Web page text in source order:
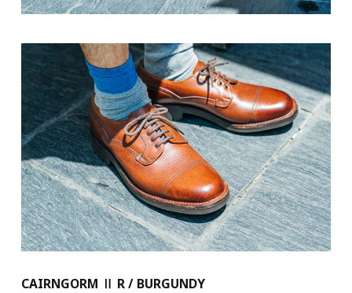
CAIRNGORM Ⅱ R / BURGUNDY